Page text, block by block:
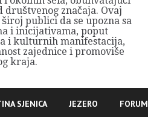
društvenog značaja. Ovaj
publici da se upozna sa
i inicijativama, poput
i kulturnih manifestacija,
zajednice i promoviše
kraja.
SJENICA JEZERO FORUM